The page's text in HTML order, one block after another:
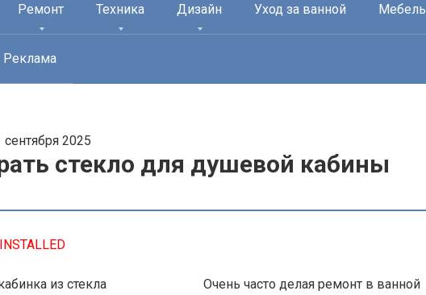
Ремонт Техника Дизайн Уход за ванной Мебель
Реклама
2025
стекло для душевой кабины
Очень часто делая ремонт в ванной